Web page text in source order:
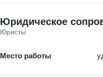
Юридическое
Юристы
Место работы